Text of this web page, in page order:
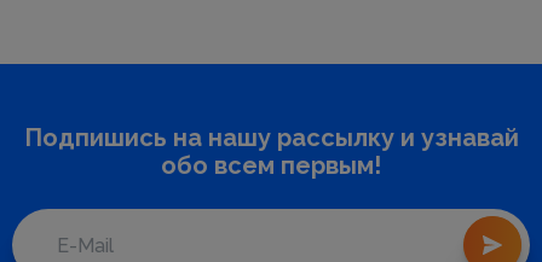
Подпишись на нашу рассылку и узнавай
обо всем первым!